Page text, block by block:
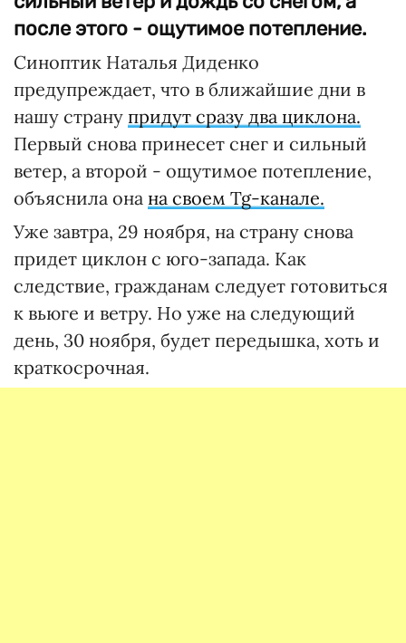
после этого - ощутимое потепление.
Синоптик Наталья Диденко
предупреждает, что в ближайшие дни в
нашу страну придут сразу два циклона.
Первый снова принесет снег и сильный
ветер, а второй - ощутимое потепление,
объяснила она на своем Tg-канале.
Уже завтра, 29 ноября, на страну снова
придет циклон с юго-запада. Как
следствие, гражданам следует готовиться
к вьюге и ветру. Но уже на следующий
день, 30 ноября, будет передышка, хоть и
краткосрочная.